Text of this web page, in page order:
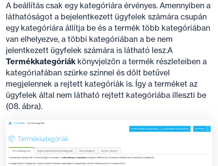
A beállítás csak egy kategóriára érvényes. Amennyiben a
láthatóságot a bejelentkezett ügyfelek számára csupán
egy kategóriára állítja be és a termék több kategóriában
van elhelyezve, a többi kategóriában a be nem
jelentkezett ügyfelek számára is látható lesz.A
Termékkategóriák könyvjelzőn a termék részleteiben a
kategóriafában szürke színnel és dőlt betűvel
megjelennek a rejtett kategóriák is. Így a terméket az
ügyfelek által nem látható rejtett kategóriába illeszti be
(08. ábra).